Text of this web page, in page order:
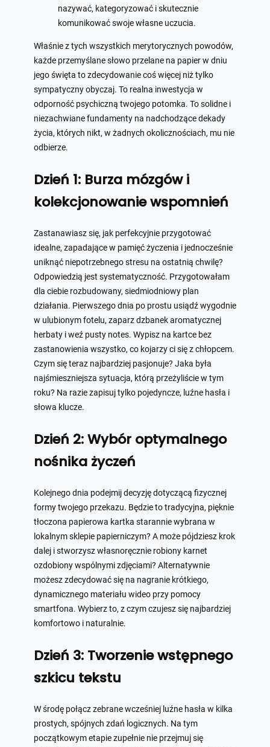
nazywać, kategoryzować i skutecznie
komunikować swoje własne uczucia.
Właśnie z tych wszystkich merytorycznych powodów,
każde przemyślane słowo przelane na papier w dniu
jego święta to zdecydowanie coś więcej niż tylko
sympatyczny obyczaj. To realna inwestycja w
odporność psychiczną twojego potomka. To solidne i
niezachwiane fundamenty na nadchodzące dekady
życia, których nikt, w żadnych okolicznościach, mu nie
odbierze.
Dzień 1: Burza mózgów i
kolekcjonowanie wspomnień
Zastanawiasz się, jak perfekcyjnie przygotować
idealne, zapadające w pamięć życzenia i jednocześnie
uniknąć niepotrzebnego stresu na ostatnią chwilę?
Odpowiedzią jest systematyczność. Przygotowałam
dla ciebie rozbudowany, siedmiodniowy plan
działania. Pierwszego dnia po prostu usiądź wygodnie
w ulubionym fotelu, zaparz dzbanek aromatycznej
herbaty i weź pusty notes. Wypisz na kartce bez
zastanowienia wszystko, co kojarzy ci się z chłopcem.
Czym się teraz najbardziej pasjonuje? Jaka była
najśmieszniejsza sytuacja, którą przeżyliście w tym
roku? Na razie zapisuj tylko pojedyncze, luźne hasła i
słowa klucze.
Dzień 2: Wybór optymalnego
nośnika życzeń
Kolejnego dnia podejmij decyzję dotyczącą fizycznej
formy twojego przekazu. Będzie to tradycyjna, pięknie
tłoczona papierowa kartka starannie wybrana w
lokalnym sklepie papierniczym? A może pójdziesz krok
dalej i stworzysz własnoręcznie robiony karnet
ozdobiony wspólnymi zdjęciami? Alternatywnie
możesz zdecydować się na nagranie krótkiego,
dynamicznego materiału wideo przy pomocy
smartfona. Wybierz to, z czym czujesz się najbardziej
komfortowo i naturalnie.
Dzień 3: Tworzenie wstępnego
szkicu tekstu
W środę połącz zebrane wcześniej luźne hasła w kilka
prostych, spójnych zdań logicznych. Na tym
początkowym etapie zupełnie nie przejmuj się